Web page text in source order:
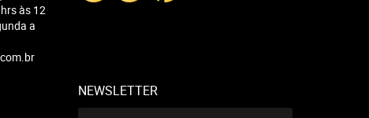
às 12
a
NEWSLETTER